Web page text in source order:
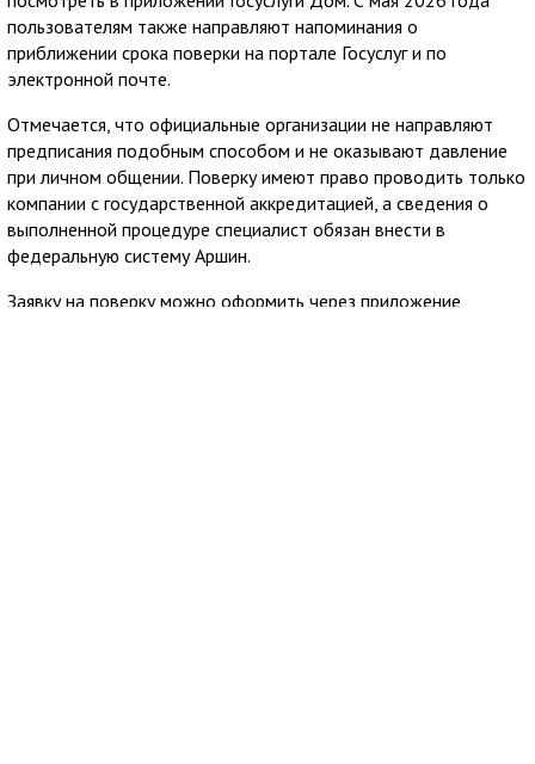
пользователям также направляют напоминания о
приближении срока поверки на портале Госуслуг и по
электронной почте.
Отмечается, что официальные организации не направляют
предписания подобным способом и не оказывают давление
при личном общении. Поверку имеют право проводить только
компании с государственной аккредитацией, а сведения о
выполненной процедуре специалист обязан внести в
федеральную систему Аршин.
Заявку на поверку можно оформить через приложение